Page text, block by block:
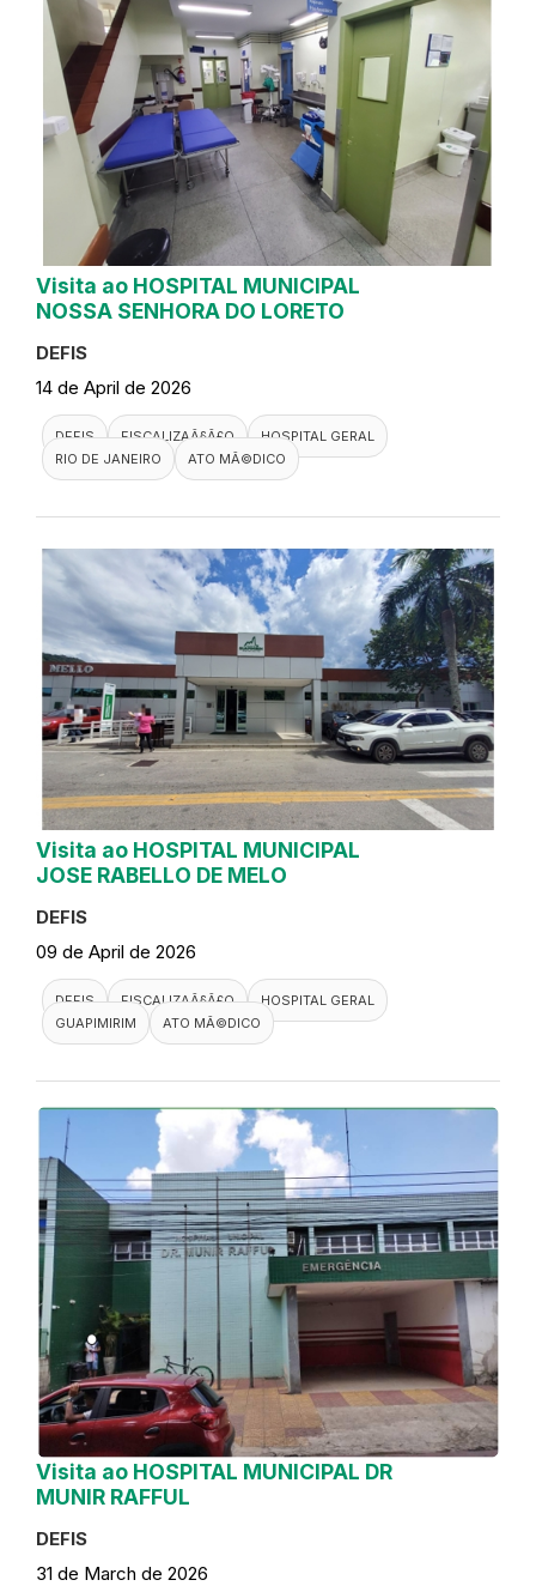
Visita ao HOSPITAL MUNICIPAL
NOSSA SENHORA DO LORETO
DEFIS
14 de April de 2026
DEFIS FISCALIZAÃ§Ã£O
HOSPITAL GERAL
RIO DE JANEIRO
ATO MÃ©DICO
Visita ao HOSPITAL MUNICIPAL
JOSE RABELLO DE MELO
DEFIS
09 de April de 2026
DEFIS FISCALIZAÃ§Ã£O
HOSPITAL GERAL
GUAPIMIRIM
ATO MÃ©DICO
Visita ao HOSPITAL MUNICIPAL DR
MUNIR RAFFUL
DEFIS
31 de March de 2026